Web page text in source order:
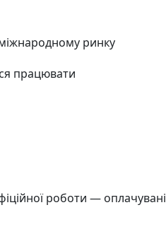
міжнародному ринку
працювати
роботи — оплачувані